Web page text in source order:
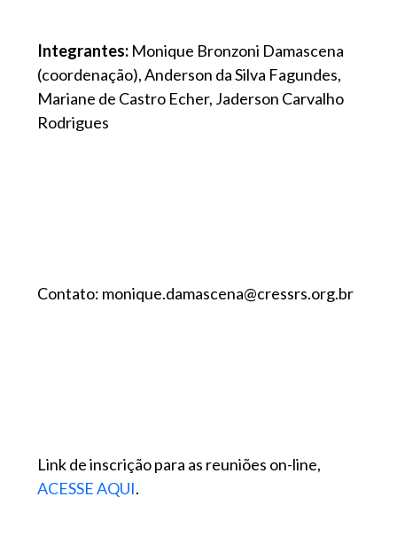
Integrantes: Monique Bronzoni Damascena
(coordenação), Anderson da Silva Fagundes,
Mariane de Castro Echer, Jaderson Carvalho
Rodrigues
Contato: monique.damascena@cressrs.org.br
Link de inscrição para as reuniões on-line,
ACESSE AQUI.